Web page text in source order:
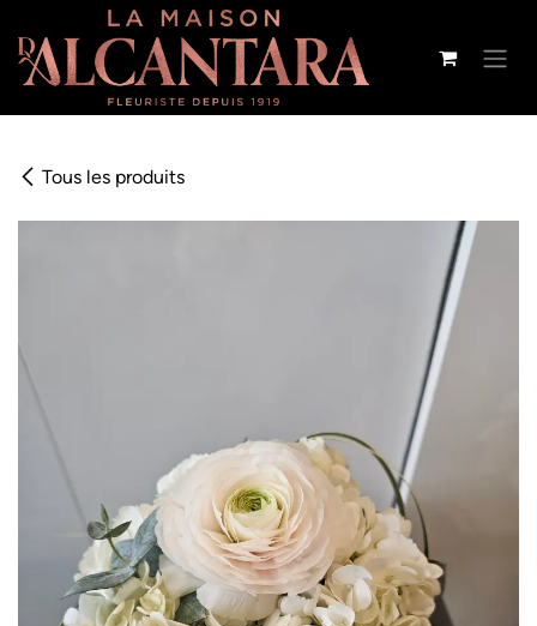
Se rendre au contenu
Tous les produits